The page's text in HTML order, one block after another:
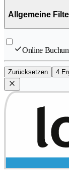
Allgemeine
Online
Zurücksetzen 4